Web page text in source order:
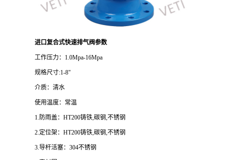
进口复合式快速排气阀参数
工作压力：1.0Mpa-16Mpa
规格尺寸:1-8"
介质：清水
使用温度：常温
1.防雨盖：HT200铸铁,碳钢,不锈钢
2.定位架：HT200铸铁,碳钢,不锈钢
3.导杆活塞：304不锈钢